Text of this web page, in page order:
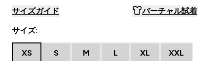
サイズガイド バーチャル試着
サイズ:
XS S M L XL XXL